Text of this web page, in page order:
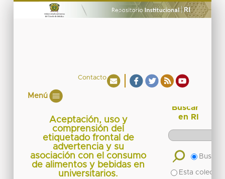
Contacto
Menú
Aceptación, uso y
comprensión del
etiquetado frontal de
advertencia y su
asociación con el consumo
de alimentos y bebidas en
universitarios.
Buscar
en RI
Buscar
Esta